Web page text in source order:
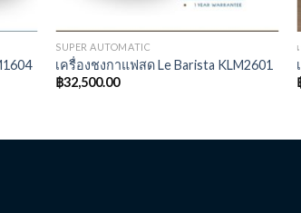
SUPER AUTOMATIC
เครื่องชงกาแฟสด Le Barista KLM2601
฿32,500.00